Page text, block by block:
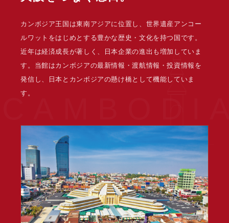
カンボジア王国は東南アジアに位置し、世界遺産アンコー
ルワットをはじめとする豊かな歴史・文化を持つ国です。
近年は経済成長が著しく、日本企業の進出も増加していま
す。当館はカンボジアの最新情報・渡航情報・投資情報を
発信し、日本とカンボジアの懸け橋として機能していま
す。